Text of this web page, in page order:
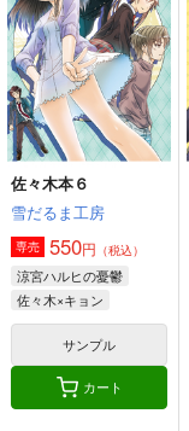
550円（税込）
佐々木×キョン
サンプル
作品詳細
佐々木本６
雪だるま工房
専売 550円 （税込）
涼宮ハルヒの憂鬱
佐々木×キョン
サンプル
カート